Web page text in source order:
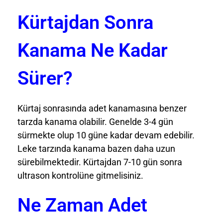
Kürtajdan Sonra
Kanama Ne Kadar
Sürer?
Kürtaj sonrasında adet kanamasına benzer
tarzda kanama olabilir. Genelde 3-4 gün
sürmekte olup 10 güne kadar devam edebilir.
Leke tarzında kanama bazen daha uzun
sürebilmektedir. Kürtajdan 7-10 gün sonra
ultrason kontrolüne gitmelisiniz.
Ne Zaman Adet